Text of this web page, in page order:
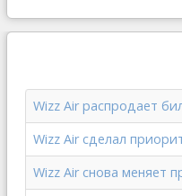
Wizz Air распродает
Wizz Air сделал
Wizz Air снова меняет